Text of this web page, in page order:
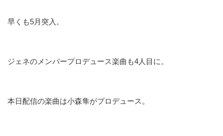
早くも5月突入。
ジェネのメンバープロデュース楽曲も4人目に。
本日配信の楽曲は小森隼がプロデュース。